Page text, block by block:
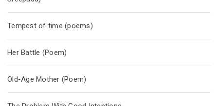
Tempest of time (poems)
Her Battle (Poem)
Old-Age Mother (Poem)